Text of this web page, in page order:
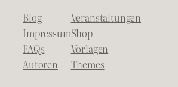
Blog
Impressum
FAQs
Autoren
Veranstaltungen
Shop
Vorlagen
Themes